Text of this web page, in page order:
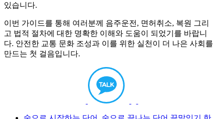
있습니다.
이번 가이드를 통해 여러분께 음주운전, 면허취소, 복원 그리
고 법적 절차에 대한 명확한 이해와 도움이 되었기를 바랍니
다. 안전한 교통 문화 조성과 이를 위한 실천이 더 나은 사회를
만드는 첫 걸음입니다.